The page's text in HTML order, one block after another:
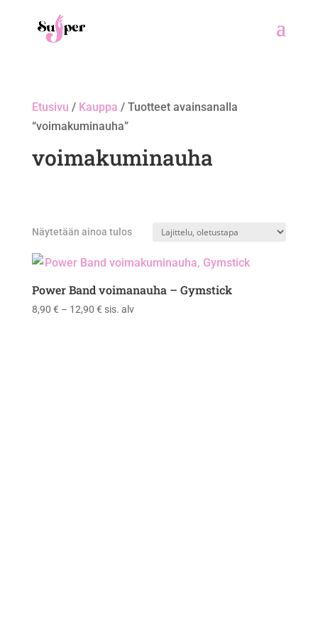
Etusivu / Kauppa / Tuotteet avainsanalla
“voimakuminauha”
voimakuminauha
Näytetään ainoa tulos
Power Band voimanauha – Gymstick
8,90 € – 12,90 €Hintaluokka:
sis. alv